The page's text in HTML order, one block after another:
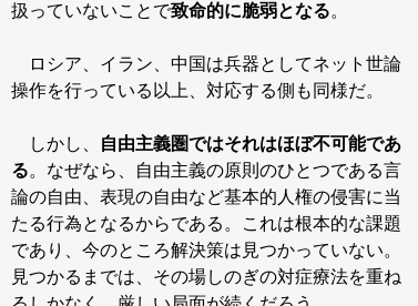
扱っていないことで致命的に脆弱となる。
ロシア、イラン、中国は兵器としてネット世論
操作を行っている以上、対応する側も同様だ。
しかし、
自由主義圏ではそれはほぼ不可能であ
る。なぜなら、自由主義の原則のひとつである言
論の自由、表現の自由など基本的人権の侵害に当
たる行為となるからである。これは根本的な課題
であり、今のところ解決策は見つかっていない。
見つかるまでは、その場しのぎの対症療法を重ね